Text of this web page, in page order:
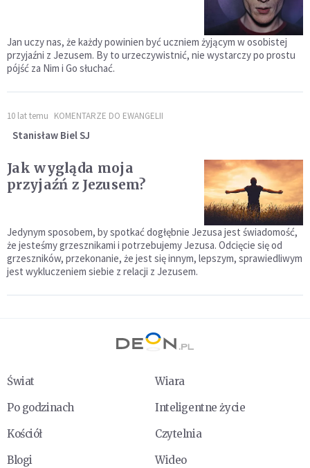
Jan uczy nas, że każdy powinien być uczniem żyjącym w osobistej
przyjaźni z Jezusem. By to urzeczywistnić, nie wystarczy po prostu
pójść za Nim i Go słuchać.
10 lat temu KOMENTARZE DO EWANGELII
Stanisław Biel SJ
Jak wygląda moja
przyjaźń z Jezusem?
Jedynym sposobem, by spotkać dogłębnie Jezusa jest świadomość,
że jesteśmy grzesznikami i potrzebujemy Jezusa. Odcięcie się od
grzeszników, przekonanie, że jest się innym, lepszym, sprawiedliwym
jest wykluczeniem siebie z relacji z Jezusem.
Świat
Wiara
Po godzinach
Inteligentne życie
Kościół
Czytelnia
Blogi
Wideo